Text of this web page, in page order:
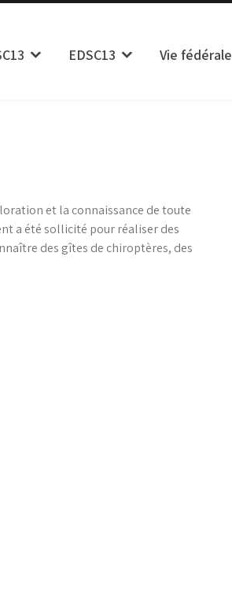
EDSC13 Vie fédérale
et la connaissance de toute
a été sollicité pour réaliser des
des gîtes de chiroptères, des